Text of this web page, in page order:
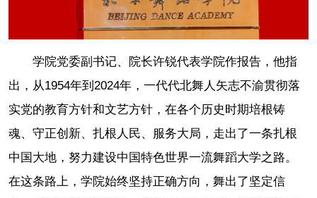
学院党委副书记、院长许锐代表学院作报告，他指
出，从1954年到2024年，一代代北舞人矢志不渝贯彻落
实党的教育方针和文艺方针，在各个历史时期培根铸
魂、守正创新、扎根人民、服务大局，走出了一条扎根
中国大地，努力建设中国特色世界一流舞蹈大学之路。
在这条路上，学院始终坚持正确方向，舞出了坚定信